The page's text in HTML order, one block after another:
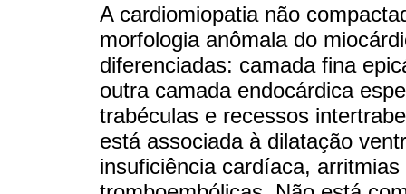
A cardiomiopatia não
morfologia anômala do
diferenciadas: camada fina
outra camada endocárdica
trabéculas e recessos
está associada à dilatação
insuficiência cardíaca,